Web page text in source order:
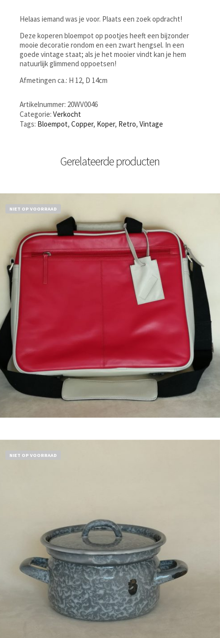
Helaas iemand was je voor. Plaats een zoek opdracht!
Deze koperen bloempot op pootjes heeft een bijzonder
mooie decoratie rondom en een zwart hengsel. In een
goede vintage staat; als je het mooier vindt kan je hem
natuurlijk glimmend oppoetsen!
Afmetingen ca.: H 12, D 14cm
Artikelnummer: 20WV0046
Categorie: Verkocht
Tags: Bloempot, Copper, Koper, Retro, Vintage
Gerelateerde producten
NIET OP VOORRAAD
NIET OP VOORRAAD